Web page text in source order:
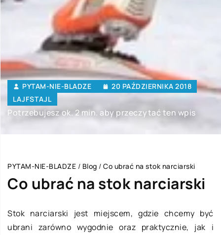
PYTAM-NIE-BLADZE
20 PAŹDZIERNIKA 2018
LAJFSTAJL
Potrzebujesz ok. 2 min. aby przeczytać ten wpis
PYTAM-NIE-BLADZE / Blog / Co ubrać na stok narciarski
Co ubrać na stok narciarski
Stok narciarski jest miejscem, gdzie chcemy być
ubrani zarówno wygodnie oraz praktycznie, jak i